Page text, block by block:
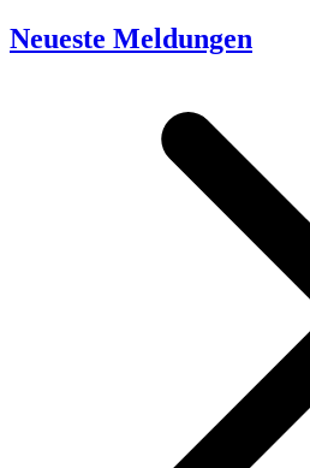
Neueste Meldungen